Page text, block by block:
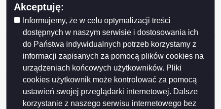
Akceptuję:
Informujemy, że w celu optymalizacji treści
dostępnych w naszym serwisie i dostosowania ich
do Państwa indywidualnych potrzeb korzystamy z
informacji zapisanych za pomocą plików cookies na
urządzeniach końcowych użytkowników. Pliki
cookies użytkownik może kontrolować za pomocą
ustawień swojej przeglądarki internetowej. Dalsze
korzystanie z naszego serwisu internetowego bez
przeznaczonych do sprzedaży w drodze przetargu
ustnego nieograniczonego (działka nr 11581/4,
11579/3, 11580/2, 11577).
Ogłoszenie z dnia 2026-06-16 Wykaz nr 12/2026
nieruchomości stanowiących własność Gminy Miasta
Suwałki przeznaczonych do najmu i dzierżawy.
Ogłoszenie z dnia 2026-06-10 Wykaz lokali
stanowiących własność Miasta Suwałk
przeznaczonych do sprzedaży w drodze